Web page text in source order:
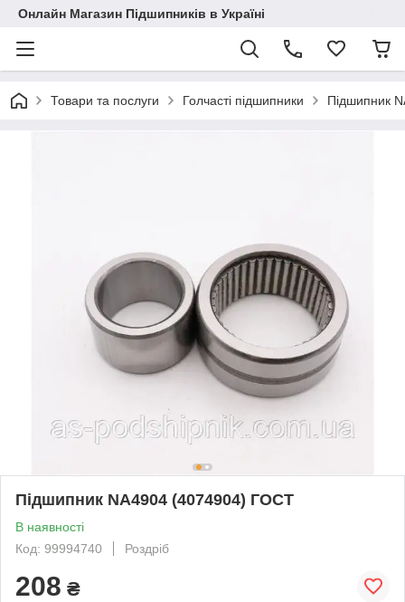
Онлайн Магазин Підшипників в Україні
Товари та послуги Голчасті підшипники Підшипник
Підшипник NA4904 (4074904) ГОСТ
В наявності
Код: 99994740
Роздріб
208 ₴